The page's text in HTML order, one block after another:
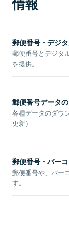
郵便番号・デジ
郵便番号とデジタ
を提供。
郵便番号データ
各種データのダウ
更新）
郵便番号・バー
郵便番号や、バー
す。